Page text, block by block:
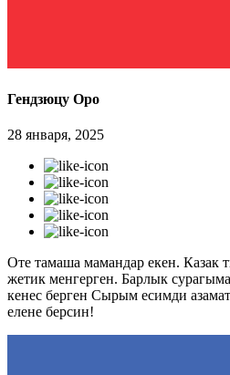
Гендзюцу Оро
28 января, 2025
Оте тамаша мамандар екен. Казак
жетик менгерген. Барлык
кенес берген Сырым есимди
елене берсин!